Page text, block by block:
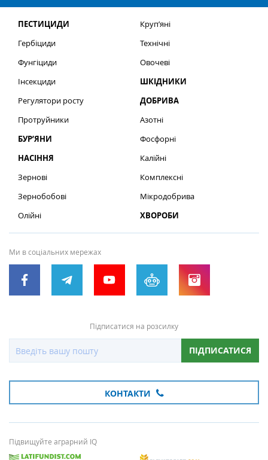
ПЕСТИЦИДИ
Гербіциди
Фунгіциди
Інсекциди
Регулятори росту
Протруйники
БУР’ЯНИ
НАСІННЯ
Зернові
Зернобобові
Олійні
Круп’яні
Технічні
Овочеві
ШКІДНИКИ
ДОБРИВА
Азотні
Фосфорні
Калійні
Комплексні
Мікродобрива
ХВОРОБИ
Ми в соціальних мережах
Підписатися на розсилку
ПІДПИСАТИСЯ
КОНТАКТИ
Підвищуйте аграрний IQ